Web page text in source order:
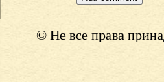
© Не все права